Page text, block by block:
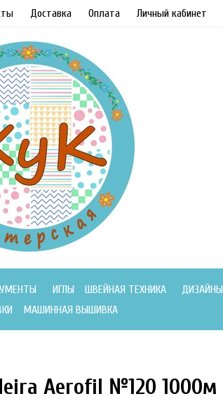
Доставка Оплата Личный кабинет
ИГЛЫ ШВЕЙНАЯ ТЕХНИКА ДИЗАЙНЫ
МАШИННАЯ ВЫШИВКА
Aerofil №120 1000м